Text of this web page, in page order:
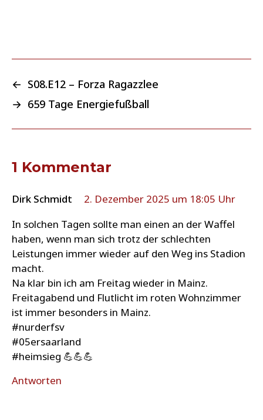
← S08.E12 – Forza Ragazzlee
→ 659 Tage Energiefußball
1 Kommentar
Dirk Schmidt
2. Dezember 2025 um 18:05 Uhr
In solchen Tagen sollte man einen an der Waffel
haben, wenn man sich trotz der schlechten
Leistungen immer wieder auf den Weg ins Stadion
macht.
Na klar bin ich am Freitag wieder in Mainz.
Freitagabend und Flutlicht im roten Wohnzimmer
ist immer besonders in Mainz.
#nurderfsv
#05ersaarland
#heimsieg 💪💪💪
Antworten